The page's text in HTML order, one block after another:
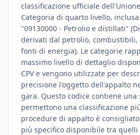
classificazione ufficiale
Categoria di quarto livello,
"09130000 - Petrolio e distillati"
derivati dal petrolio,
fonti di energia). Le categorie
massimo livello di dettaglio
CPV e vengono utilizzate per
precisione l'oggetto dell'appalto
gara. Questo codice contiene
permettono una classificazione
procedure di appalto è
più specifico disponibile tra